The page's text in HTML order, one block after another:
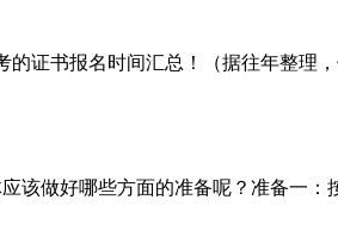
证书报名时间汇总！（据往年整理
该做好哪些方面的准备呢？准备一：